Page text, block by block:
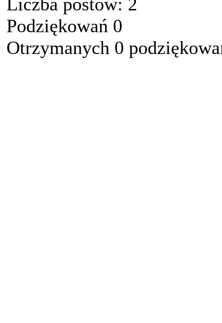
Podziękowań 0
Otrzymanych 0